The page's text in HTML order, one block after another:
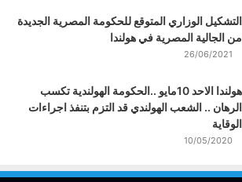
التشكيل الوزاري المتوقع للحكومة المصرية الجديدة
من الجالية المصرية في هولندا
26/06/2021
هولندا الاحد 10مايو ..الحكومة الهولندية تكسب
الرهان .. الشعب الهولندي قد التزم بتنفذ اجراءات
الوقاية
10/05/2020